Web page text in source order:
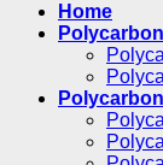
Home